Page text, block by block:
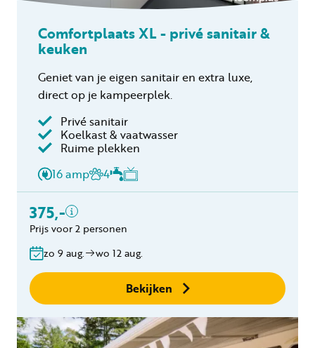
Gastinformatie
Contact
Mijn Samoza
Comfortplaats XL - privé sanitair &
keuken
Geniet van je eigen sanitair en extra luxe,
direct op je kampeerplek.
Privé sanitair
Koelkast & vaatwasser
Ruime plekken
16 amp
4
375,-
Inclusief
2 personen
Privé sanitair
Verblijfskosten
€20,-
Gratis annuleren
binnen 24 uur
Geen boekingskosten
Prijs voor 2 personen
zo 9 aug. wo 12 aug.
Bekijken